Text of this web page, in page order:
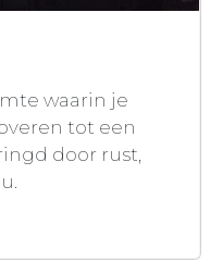
waarin je
tot een
door rust,